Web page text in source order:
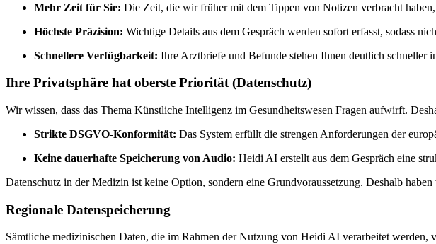
Mehr Zeit für Sie: Die Zeit, die wir früher mit dem Tippen von Notizen verbracht
Höchste Präzision: Wichtige Details aus dem Gespräch werden sofort erfasst, sodass
Schnellere Verfügbarkeit: Ihre Arztbriefe und Befunde stehen Ihnen deutlich schneller
Ihre Privatsphäre hat oberste Priorität (Datenschutz)
Wir wissen, dass das Thema Künstliche Intelligenz im Gesundheitswesen Fragen aufwirft.
Strikte DSGVO-Konformität: Das System erfüllt die strengen Anforderungen der
Keine dauerhafte Speicherung von Audio: Heidi AI erstellt aus dem Gespräch eine
Datenschutz in der Medizin ist keine Option, sondern eine Grundvoraussetzung. Deshalb haben
Regionale Datenspeicherung
Sämtliche medizinischen Daten, die im Rahmen der Nutzung von Heidi AI verarbeitet